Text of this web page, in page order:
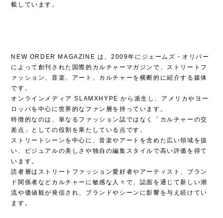
載しています。
NEW ORDER MAGAZINE は、2009年にジェームズ・オリバー
によって創刊された国際的カルチャーマガジンで、ストリートフ
ァッション、音楽、アート、カルチャーを横断的に紹介する媒体
です。
オンラインメディア SLAMXHYPE から派生し、アメリカやヨー
ロッパを中心に世界的なファン層を持っています。
特徴的なのは、単なるファッション誌ではなく「カルチャーの交
差点」としての役割を果たしている点です。
ストリートシーンを中心に、音楽やアートを含めた広い領域を扱
い、ビジュアルの美しさや独自の編集スタイルで高い評価を得て
います。
読者層はストリートファッション愛好者やアーティスト、ブラン
ド関係者などカルチャーに敏感な人々で、誌面を通じて新しい潮
流や価値観が発信され、ブランドやシーンに影響を与え続けてい
ます。